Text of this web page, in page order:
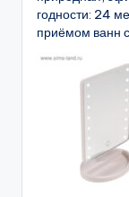
годности: 24
приёмом ванн